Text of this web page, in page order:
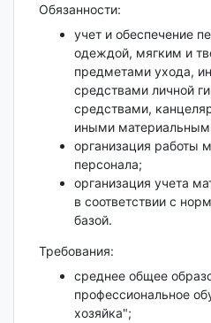
Обязанности:
учет и обеспечение
одеждой, мягким и
предметами ухода,
средствами личной
средствами,
иными
организация работы
персонала;
организация учета
в соответствии с
базой.
Требования:
среднее общее
профессиональное
хозяйка";